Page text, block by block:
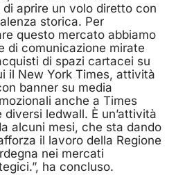
aprire un volo diretto con
storica. Per
questo mercato abbiamo
di comunicazione mirate
di spazi cartacei su
il New York Times, attività
banner su media
anche a Times
ledwall. È un’attività
alcuni mesi, che sta dando
il lavoro della Regione
nei mercati
ha concluso.